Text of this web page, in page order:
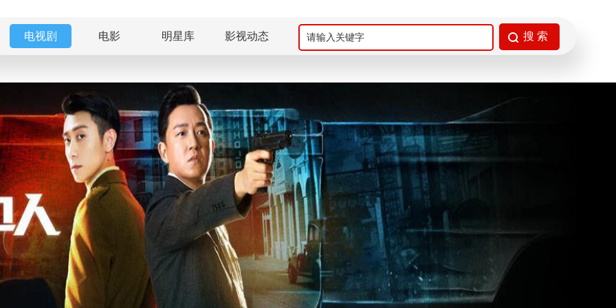
电视剧 电影 明星库 影视动态